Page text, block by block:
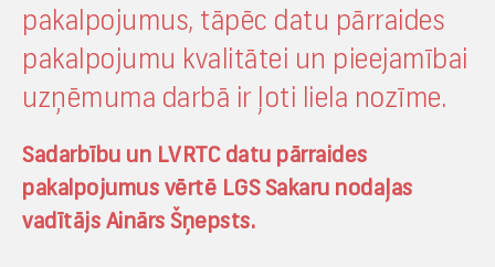
pakalpojumus, tāpēc datu pārraides
pakalpojumu kvalitātei un pieejamībai
uzņēmuma darbā ir ļoti liela nozīme.
Sadarbību un LVRTC datu pārraides
pakalpojumus vērtē LGS Sakaru nodaļas
vadītājs Ainārs Šņepsts.